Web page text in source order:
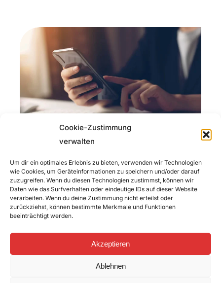
Cookie-Zustimmung
verwalten
Um dir ein optimales Erlebnis zu bieten, verwenden wir Technologien
wie Cookies, um Geräteinformationen zu speichern und/oder darauf
zuzugreifen. Wenn du diesen Technologien zustimmst, können wir
Daten wie das Surfverhalten oder eindeutige IDs auf dieser Website
verarbeiten. Wenn du deine Zustimmung nicht erteilst oder
zurückziehst, können bestimmte Merkmale und Funktionen
beeinträchtigt werden.
Akzeptieren
Ablehnen
niedrigere Geschwindigkeit an, als
in meinem Vertrag angegeben.
INTERNET 15. FEBRUAR 2022